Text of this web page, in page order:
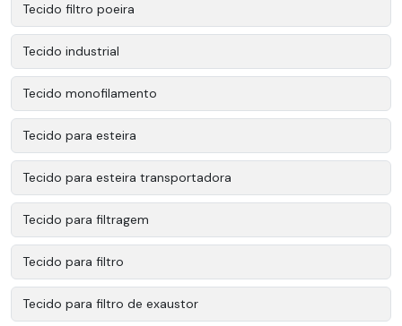
Tecido filtro poeira
Tecido industrial
Tecido monofilamento
Tecido para esteira
Tecido para esteira transportadora
Tecido para filtragem
Tecido para filtro
Tecido para filtro de exaustor